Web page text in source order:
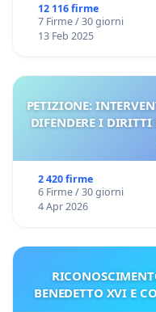
12 116 firme
7 Firme / 30 giorni
13 Feb 2025
PETIZIONE:
DIFENDERE I DIRITTI
2 420 firme
6 Firme / 30 giorni
4 Apr 2026
BENEDETTO XVI E